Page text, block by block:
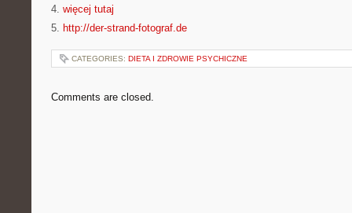
4. więcej tutaj
5. http://der-strand-fotograf.de
CATEGORIES: DIETA I ZDROWIE PSYCHICZNE
Comments are closed.